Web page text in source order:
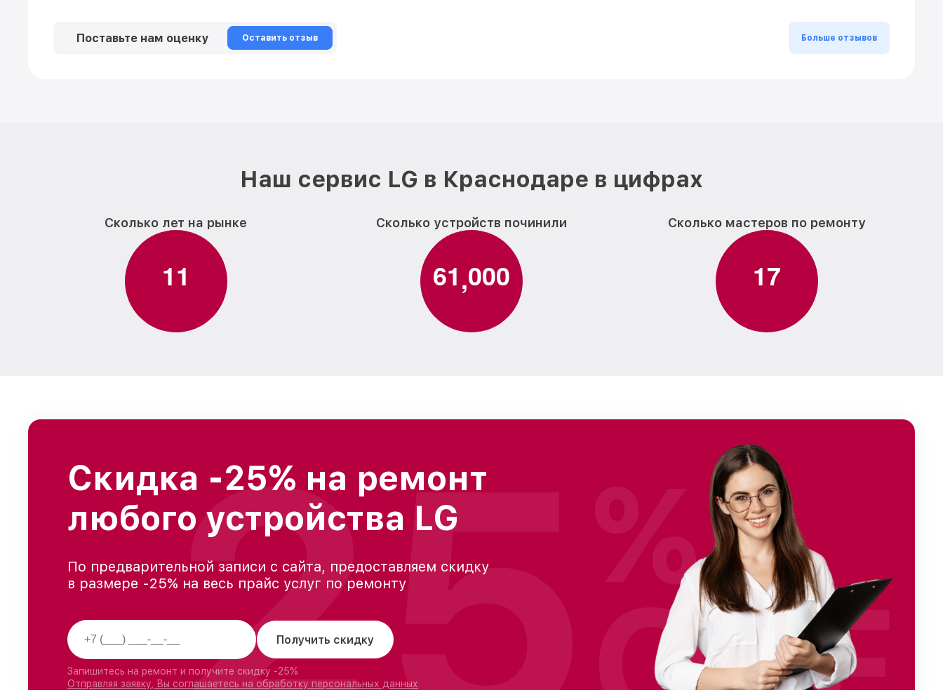
Поставьте нам оценку Оставить отзыв Больше отзывов
Наш сервис LG в Краснодаре в цифрах
Сколько лет на рынке
11
Сколько устройств починили
61,000
Сколько мастеров по ремонту
17
Скидка -25% на ремонт
любого устройства LG
По предварительной записи с сайта, предоставляем скидку
в размере -25% на весь прайс услуг по ремонту
Получить скидку
Запишитесь на ремонт и получите скидку -25%
Отправляя заявку, Вы соглашаетесь на обработку персональных данных
25 %